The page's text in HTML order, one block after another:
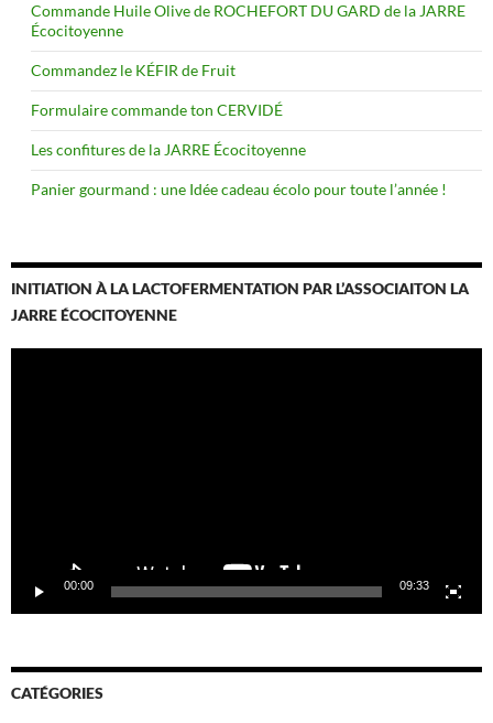
Commande Huile Olive de ROCHEFORT DU GARD de la JARRE
Écocitoyenne
Commandez le KÉFIR de Fruit
Formulaire commande ton CERVIDÉ
Les confitures de la JARRE Écocitoyenne
Panier gourmand : une Idée cadeau écolo pour toute l’année !
INITIATION À LA LACTOFERMENTATION PAR L’ASSOCIAITON LA
JARRE ÉCOCITOYENNE
00:00 09:33
CATÉGORIES